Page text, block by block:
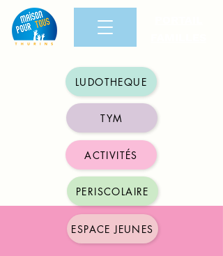
LUDOTHEQUE
TYM
ACTIVITÉS
PERISCOLAIRE
ESPACE JEUNES